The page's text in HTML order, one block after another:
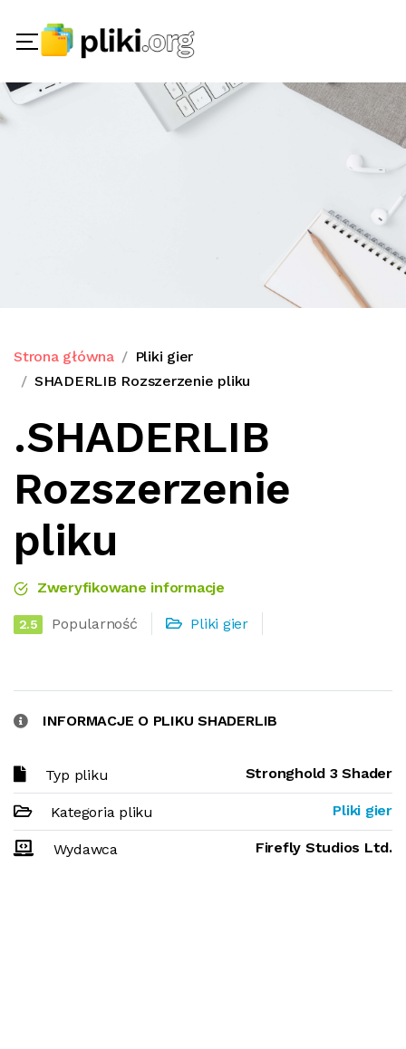
Strona główna
Pliki gier
SHADERLIB Rozszerzenie pliku
.SHADERLIB
Rozszerzenie
pliku
Zweryfikowane informacje
2.5 Popularność Pliki gier
INFORMACJE O PLIKU SHADERLIB
Typ pliku Stronghold 3 Shader
Kategoria pliku Pliki gier
Wydawca Firefly Studios Ltd.